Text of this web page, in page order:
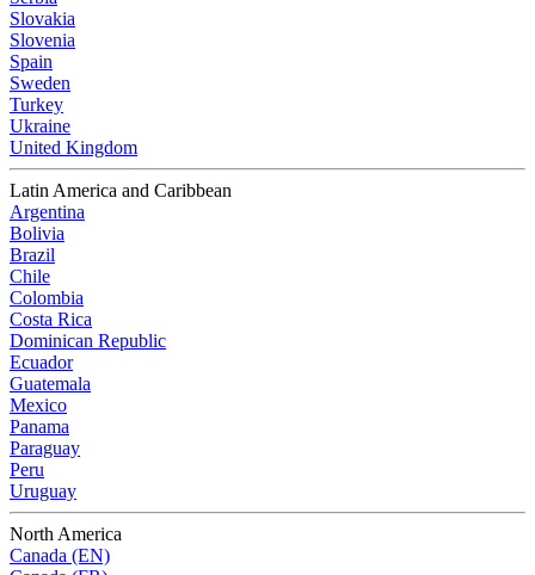
Slovakia
Slovenia
Spain
Sweden
Turkey
Ukraine
United Kingdom
Latin America and Caribbean
Argentina
Bolivia
Brazil
Chile
Colombia
Costa Rica
Dominican Republic
Ecuador
Guatemala
Mexico
Panama
Paraguay
Peru
Uruguay
North America
Canada (EN)